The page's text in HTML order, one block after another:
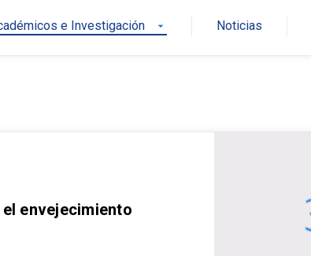
e Investigación arrow_drop_down Noticias
envejecimiento